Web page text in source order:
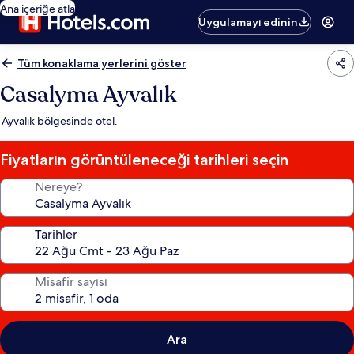
Ana içeriğe atla
Uygulamayı edinin
Tüm konaklama yerlerini göster
Casalyma Ayvalık
Ayvalık bölgesinde otel.
Fiyatların görüntüleneceği tarihleri seçin
Nereye?
Tarihler
Misafir sayısı
Ara